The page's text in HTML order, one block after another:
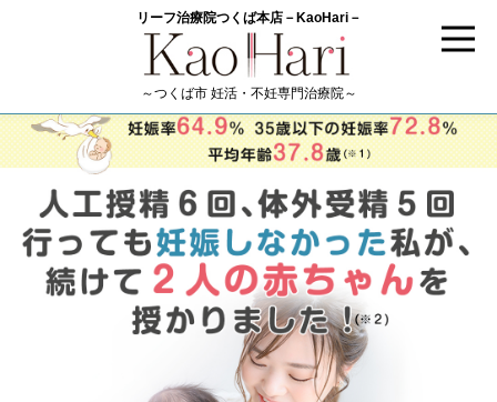
リーフ治療院つくば本店－KaoHari－
～つくば市 妊活・不妊専門治療院～